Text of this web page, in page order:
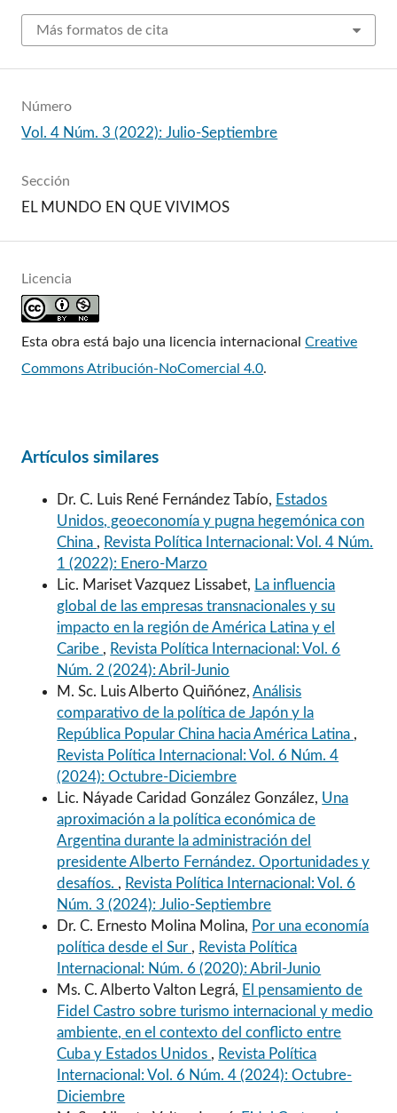
Más formatos de cita
Número
Vol. 4 Núm. 3 (2022): Julio-Septiembre
Sección
EL MUNDO EN QUE VIVIMOS
Licencia
Esta obra está bajo una licencia internacionalCreative
Commons Atribución-NoComercial 4.0.
Artículos similares
Dr. C. Luis René Fernández Tabío, Estados
Unidos, geoeconomía y pugna hegemónica con
China , Revista Política Internacional: Vol. 4 Núm.
1 (2022): Enero-Marzo
Lic. Mariset Vazquez Lissabet, La influencia
global de las empresas transnacionales y su
impacto en la región de América Latina y el
Caribe , Revista Política Internacional: Vol. 6
Núm. 2 (2024): Abril-Junio
M. Sc. Luis Alberto Quiñónez,Análisis
comparativo de la política de Japón y la
República Popular China hacia América Latina ,
Revista Política Internacional: Vol. 6 Núm. 4
(2024): Octubre-Diciembre
Lic. Náyade Caridad González González, Una
aproximación a la política económica de
Argentina durante la administración del
presidente Alberto Fernández. Oportunidades y
desafíos. , Revista Política Internacional: Vol. 6
Núm. 3 (2024): Julio-Septiembre
Dr. C. Ernesto Molina Molina, Por una economía
política desde el Sur , Revista Política
Internacional: Núm. 6 (2020): Abril-Junio
Ms. C. Alberto Valton Legrá, El pensamiento de
Fidel Castro sobre turismo internacional y medio
ambiente, en el contexto del conflicto entre
Cuba y Estados Unidos , Revista Política
Internacional: Vol. 6 Núm. 4 (2024): Octubre-
Diciembre